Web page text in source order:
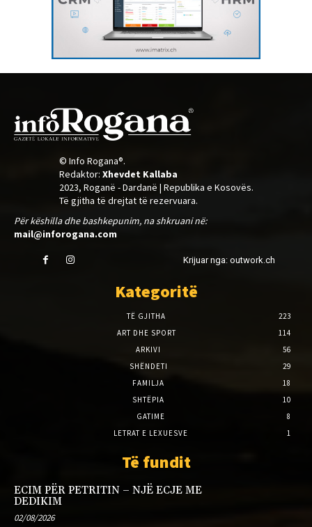
© Info Rogana®.
Redaktor: Xhevdet Kallaba
2023, Roganë - Dardanë | Republika e Kosovës.
Të gjitha të drejtat të rezervuara.
Për këshilla dhe bashkepunim, na shkruani në:
mail@inforogana.com
Krijuar nga: outwork.ch
Kategoritë
TË GJITHA
223
ART DHE SPORT
114
ARKIVI
56
SHËNDETI
29
FAMILJA
18
SHTËPIA
10
GATIME
8
LETRAT E LEXUESVE
1
Të fundit
ECIM PËR PETRITIN – NJË ECJE ME
DEDIKIM
02/08/2026